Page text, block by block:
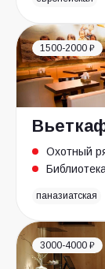
1500-2000 ₽
Охотный
паназиатская
3000-4000 ₽